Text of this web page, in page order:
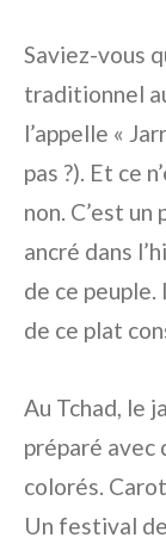
Saviez-vous
traditionnel
l’appelle «
pas ?). Et ce
non. C’est
ancré dans
de ce
de ce plat
Au Tchad, le
préparé avec
colorés.
Un festival